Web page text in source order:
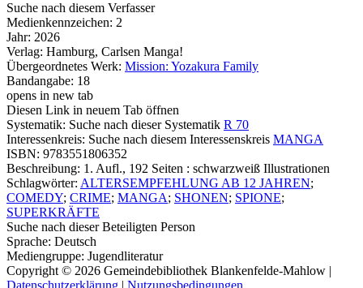
Suche nach diesem Verfasser
Medienkennzeichen: 2
Jahr: 2026
Verlag: Hamburg, Carlsen Manga!
Übergeordnetes Werk: Mission: Yozakura Family
Bandangabe: 18
opens in new tab
Diesen Link in neuem Tab öffnen
Systematik: Suche nach dieser Systematik R 70
Interessenkreis: Suche nach diesem Interessenskreis MANGA
ISBN: 9783551806352
Beschreibung: 1. Aufl., 192 Seiten : schwarzweiß Illustrationen
Schlagwörter: ALTERSEMPFEHLUNG AB 12 JAHREN;
COMEDY; CRIME; MANGA; SHONEN; SPIONE;
SUPERKRÄFTE
Suche nach dieser Beteiligten Person
Sprache: Deutsch
Mediengruppe: Jugendliteratur
Copyright © 2026 Gemeindebibliothek Blankenfelde-Mahlow |